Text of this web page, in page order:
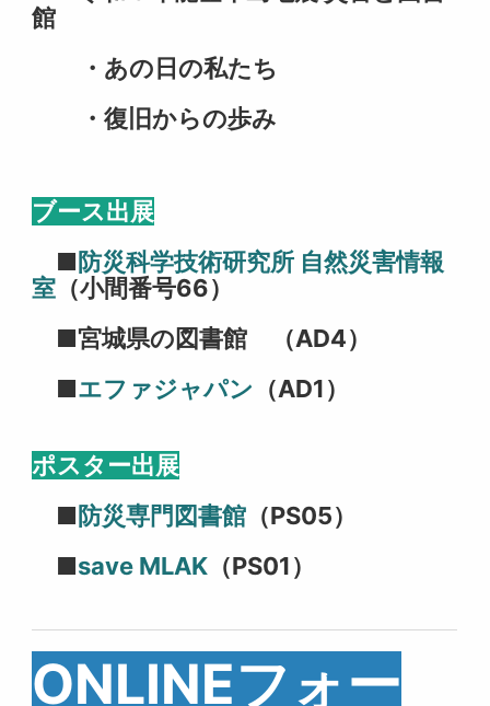
館
・あの日の私たち
・復旧からの歩み
ブース出展
■防災科学技術研究所 自然災害情報
室 （小間番号66）
■宮城県の図書館 （AD4）
■エファジャパン （AD1）
ポスター出展
■防災専門図書館 （PS05）
■save MLAK （PS01）
ONLINEフォー